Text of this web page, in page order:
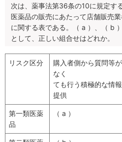
次は、薬事法第36条の10に規定す
医薬品の販売にあたって店舗販売
に関する表である。（ a ）、（ b
として、正しい組合せはどれか。
リスク区分
購入者側から質問等が
なく
ても行う積極的な情報
提供
第一類医薬
品
（ a ）